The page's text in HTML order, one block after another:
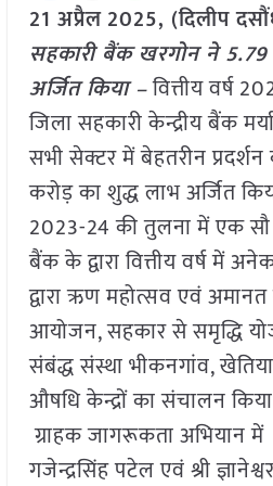
21 अप्रैल2025, (दिलीप
सहकारी बैंक खरगोन ने
अर्जित किया –वित्तीय वर्ष
जिला सहकारी केन्द्रीय बैंक
सभी सेक्टर में बेहतरीन
करोड़ का शुद्ध लाभ अर्जित
2023-24 की तुलना में एक सौ
बैंक के द्वारा वित्तीय वर्ष में
द्वारा ऋण महोत्सव एवं
आयोजन, सहकार से समृद्धि
संबंद्ध संस्था भीकनगांव,
औषधि केन्द्रों का संचालन
ग्राहक जागरूकता अभियान में
गजेन्द्रसिंह पटेल एवं श्री